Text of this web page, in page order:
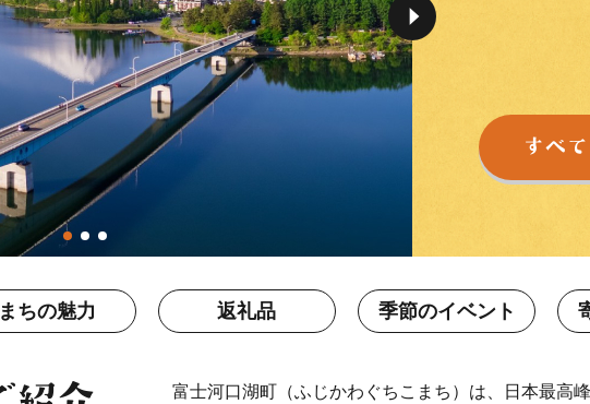
まちの魅力 返礼品 季節のイベント
富士河口湖町（ふじかわぐちこまち）は、日本最高